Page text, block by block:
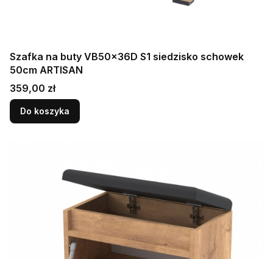
Szafka na buty VB50x36D S1 siedzisko schowek
50cm ARTISAN
Cena
359,00 zł
Do koszyka